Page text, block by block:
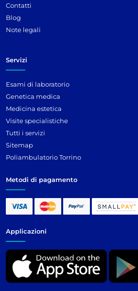
Contatti
Blog
Note legali
Servizi
Esami di laboratorio
Genetica medica
Medicina estetica
Visite specialistiche
Tutti i servizi
Sitemap
Poliambulatorio Torrino
Metodi di pagamento
Applicazioni